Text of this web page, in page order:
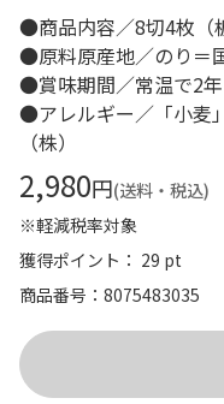
●商品内容／8切4枚
●原料原産地／のり＝
●賞味期間／常温で2
●アレルギー／「小麦
（株）
2,980円(送料・税込)
※軽減税率対象
獲得ポイント： 29 pt
商品番号
8075483035